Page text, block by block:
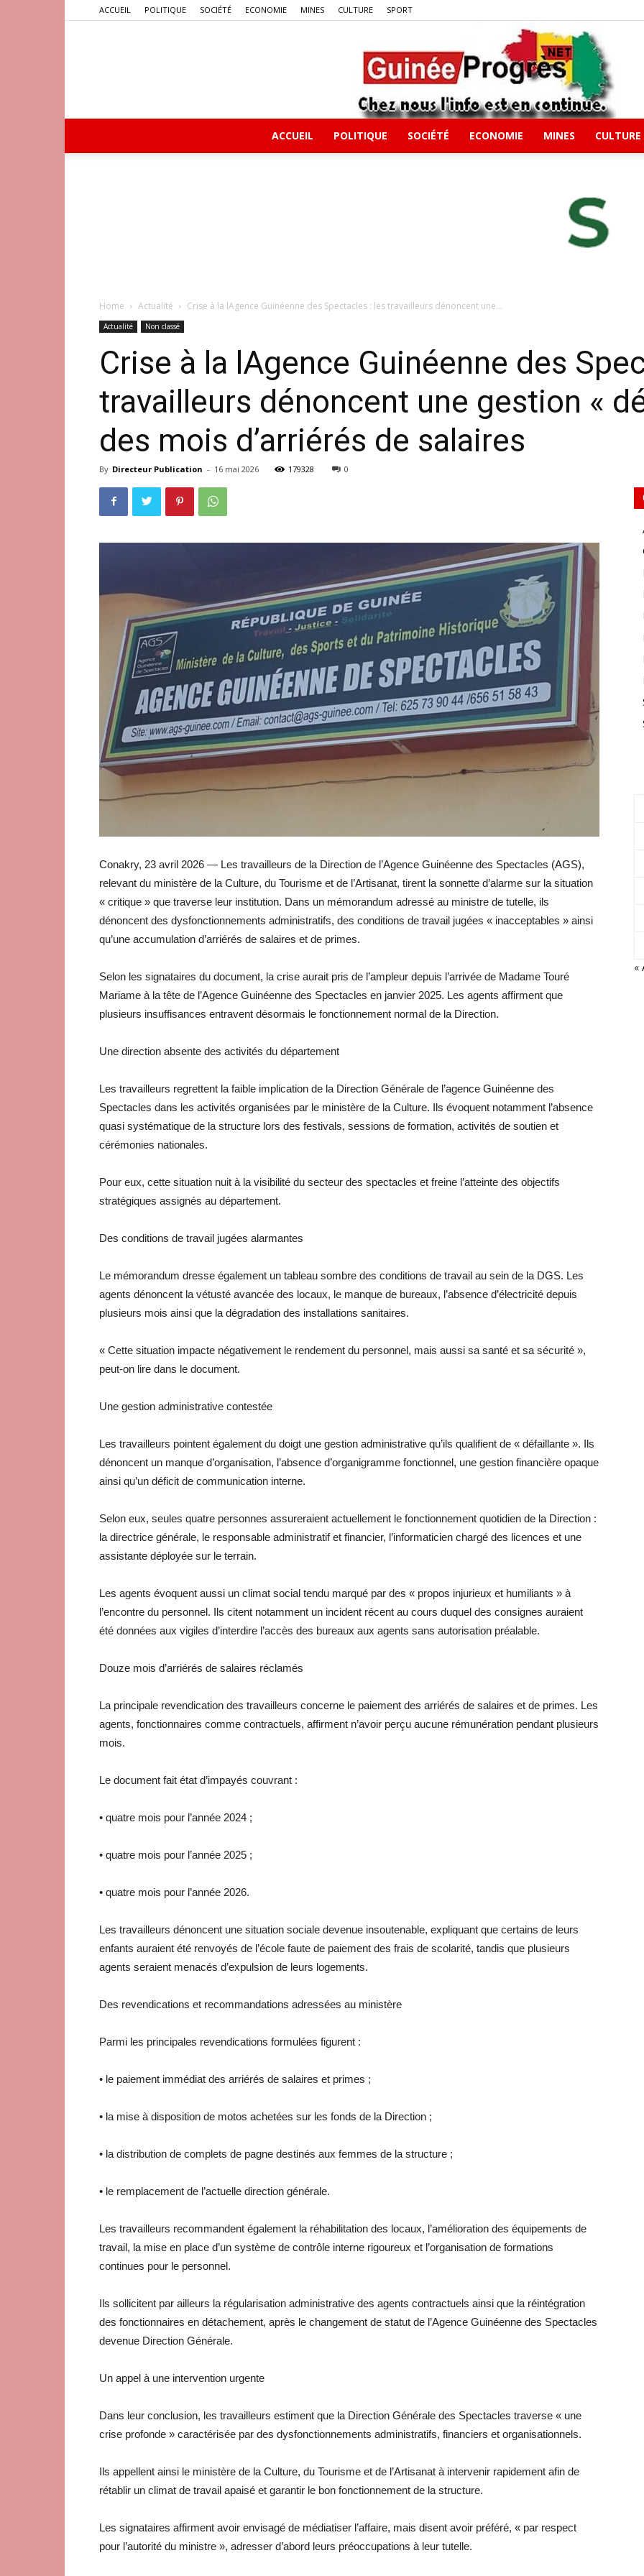
ACCUEIL POLITIQUE SOCIÉTÉ ECONOMIE MINES CULTURE SPORT
ACCUEIL POLITIQUE SOCIÉTÉ ECONOMIE MINES CULTURE
Home Actualité Crise à la lAgence Guinéenne des Spectacles : les travailleurs dénoncent une...
Actualité Non classé
Crise à la lAgence Guinéenne des
travailleurs dénoncent une gestion «
des mois d’arriérés de salaires
By Directeur Publication - 16 mai 2026 179328 0
Conakry, 23 avril 2026 — Les travailleurs de la Direction de l’Agence Guinéenne des Spectacles (AGS),
relevant du ministère de la Culture, du Tourisme et de l’Artisanat, tirent la sonnette d’alarme sur la situation
« critique » que traverse leur institution. Dans un mémorandum adressé au ministre de tutelle, ils
dénoncent des dysfonctionnements administratifs, des conditions de travail jugées « inacceptables » ainsi
qu’une accumulation d’arriérés de salaires et de primes.
Selon les signataires du document, la crise aurait pris de l’ampleur depuis l’arrivée de Madame Touré
Mariame à la tête de l’Agence Guinéenne des Spectacles en janvier 2025. Les agents affirment que
plusieurs insuffisances entravent désormais le fonctionnement normal de la Direction.
Une direction absente des activités du département
Les travailleurs regrettent la faible implication de la Direction Générale de l’agence Guinéenne des
Spectacles dans les activités organisées par le ministère de la Culture. Ils évoquent notamment l’absence
quasi systématique de la structure lors des festivals, sessions de formation, activités de soutien et
cérémonies nationales.
Pour eux, cette situation nuit à la visibilité du secteur des spectacles et freine l’atteinte des objectifs
stratégiques assignés au département.
Des conditions de travail jugées alarmantes
Le mémorandum dresse également un tableau sombre des conditions de travail au sein de la DGS. Les
agents dénoncent la vétusté avancée des locaux, le manque de bureaux, l’absence d’électricité depuis
plusieurs mois ainsi que la dégradation des installations sanitaires.
« Cette situation impacte négativement le rendement du personnel, mais aussi sa santé et sa sécurité »,
peut-on lire dans le document.
Une gestion administrative contestée
Les travailleurs pointent également du doigt une gestion administrative qu’ils qualifient de « défaillante ». Ils
dénoncent un manque d’organisation, l’absence d’organigramme fonctionnel, une gestion financière opaque
ainsi qu’un déficit de communication interne.
Selon eux, seules quatre personnes assureraient actuellement le fonctionnement quotidien de la Direction :
la directrice générale, le responsable administratif et financier, l’informaticien chargé des licences et une
assistante déployée sur le terrain.
Les agents évoquent aussi un climat social tendu marqué par des « propos injurieux et humiliants » à
l’encontre du personnel. Ils citent notamment un incident récent au cours duquel des consignes auraient
été données aux vigiles d’interdire l’accès des bureaux aux agents sans autorisation préalable.
Douze mois d’arriérés de salaires réclamés
La principale revendication des travailleurs concerne le paiement des arriérés de salaires et de primes. Les
agents, fonctionnaires comme contractuels, affirment n’avoir perçu aucune rémunération pendant plusieurs
mois.
Le document fait état d’impayés couvrant :
• quatre mois pour l’année 2024 ;
• quatre mois pour l’année 2025 ;
• quatre mois pour l’année 2026.
Les travailleurs dénoncent une situation sociale devenue insoutenable, expliquant que certains de leurs
enfants auraient été renvoyés de l’école faute de paiement des frais de scolarité, tandis que plusieurs
agents seraient menacés d’expulsion de leurs logements.
Des revendications et recommandations adressées au ministère
Parmi les principales revendications formulées figurent :
• le paiement immédiat des arriérés de salaires et primes ;
• la mise à disposition de motos achetées sur les fonds de la Direction ;
• la distribution de complets de pagne destinés aux femmes de la structure ;
• le remplacement de l’actuelle direction générale.
Les travailleurs recommandent également la réhabilitation des locaux, l’amélioration des équipements de
travail, la mise en place d’un système de contrôle interne rigoureux et l’organisation de formations
continues pour le personnel.
Ils sollicitent par ailleurs la régularisation administrative des agents contractuels ainsi que la réintégration
des fonctionnaires en détachement, après le changement de statut de l’Agence Guinéenne des Spectacles
devenue Direction Générale.
Un appel à une intervention urgente
Dans leur conclusion, les travailleurs estiment que la Direction Générale des Spectacles traverse « une
crise profonde » caractérisée par des dysfonctionnements administratifs, financiers et organisationnels.
Ils appellent ainsi le ministère de la Culture, du Tourisme et de l’Artisanat à intervenir rapidement afin de
rétablir un climat de travail apaisé et garantir le bon fonctionnement de la structure.
Les signataires affirment avoir envisagé de médiatiser l’affaire, mais disent avoir préféré, « par respect
pour l’autorité du ministre », adresser d’abord leurs préoccupations à leur tutelle.
«